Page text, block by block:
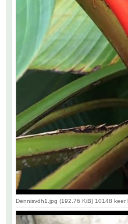
Dennisvdh1.jpg (192.76 KiB) 10148 keer